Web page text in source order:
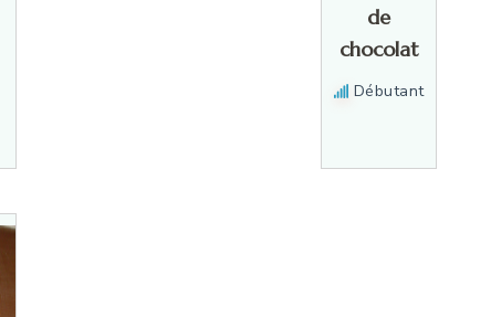
de
chocolat
Débutant